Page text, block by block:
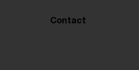
Contact